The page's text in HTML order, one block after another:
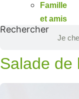
Famille
et amis
Rechercher
Salade de